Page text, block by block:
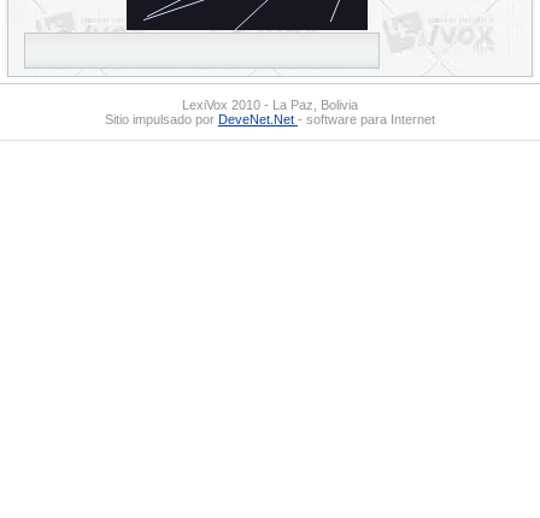
LexiVox 2010 - La Paz, Bolivia
Sitio impulsado por DeveNet.Net - software para Internet